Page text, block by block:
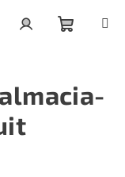
košík